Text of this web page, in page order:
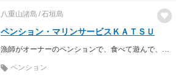
八重山諸島 石垣島
ペンション・マリンサービスＫＡＴＳＵ
ペンション